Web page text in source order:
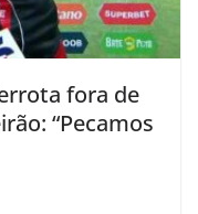
fora de
“Pecamos